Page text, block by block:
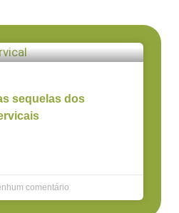
sequelas dos
comentário